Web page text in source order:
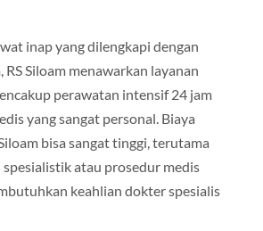
inap yang dilengkapi dengan
Siloam menawarkan layanan
perawatan intensif 24 jam
yang sangat personal. Biaya
bisa sangat tinggi, terutama
atau prosedur medis
keahlian dokter spesialis